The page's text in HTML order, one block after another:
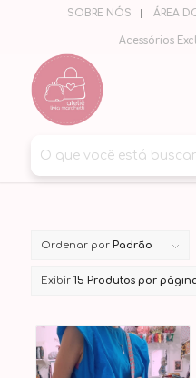
SOBRE NÓS ÁREA
Acessórios
Ordenar por Padrão
Exibir 15 Produtos por